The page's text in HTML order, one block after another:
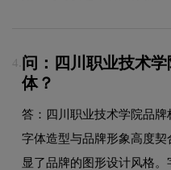
4. 问：四川职业技术
体？
答：四川职业技术学院品牌
字体造型与品牌形象高度
显了品牌的图形设计风格